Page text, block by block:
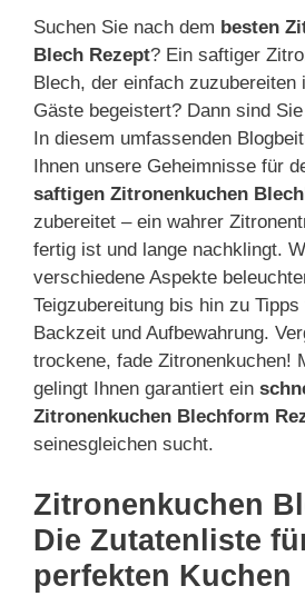
Suchen Sie nach dem besten
Blech Rezept? Ein saftiger
Blech, der einfach zuzubereiten
Gäste begeistert? Dann sind
In diesem umfassenden
Ihnen unsere Geheimnisse für
saftigen Zitronenkuchen
zubereitet – ein wahrer
fertig ist und lange nachklingt.
verschiedene Aspekte
Teigzubereitung bis hin zu
Backzeit und Aufbewahrung.
trockene, fade Zitronenkuchen!
gelingt Ihnen garantiert ein
Zitronenkuchen Blechform
seinesgleichen sucht.
Zitronenkuchen
Die Zutatenliste
perfekten Kuchen